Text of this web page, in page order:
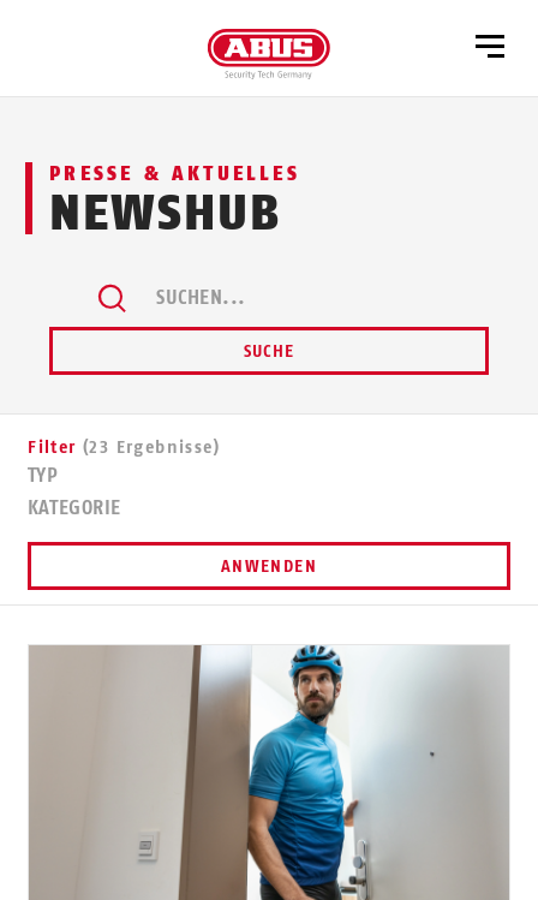
PRESSE & AKTUELLES
NEWSHUB
SUCHEN...
SUCHE
Filter(23 Ergebnisse)
TYP
KATEGORIE
ANWENDEN